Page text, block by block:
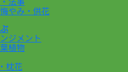
やみ・供花
ジメント
植物
枕花